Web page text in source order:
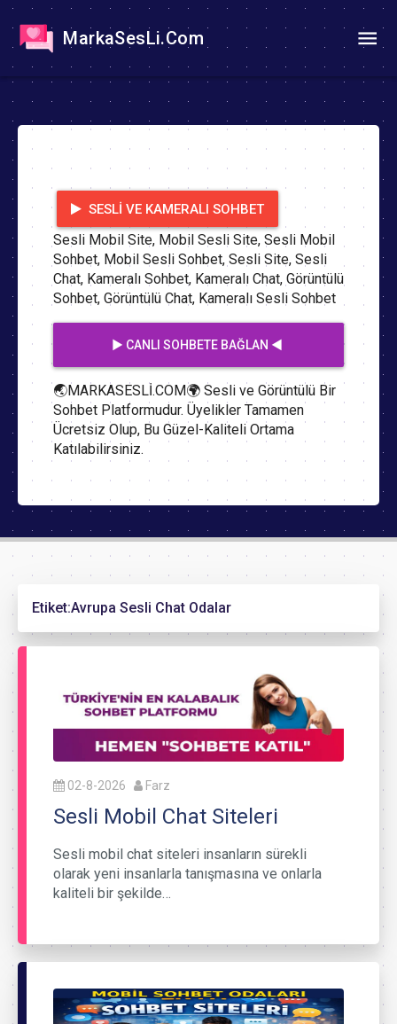
MarkaSesLi.Com
SESLI VE KAMERALI SOHBET
Sesli Mobil Site, Mobil Sesli Site, Sesli Mobil
Sohbet, Mobil Sesli Sohbet, Sesli Site, Sesli
Chat, Kameralı Sohbet, Kameralı Chat, Görüntülü
Sohbet, Görüntülü Chat, Kameralı Sesli Sohbet
▶️ CANLI SOHBETE BAĞLAN ◀️
🌏MARKASESLİ.COM🌍 Sesli ve Görüntülü Bir
Sohbet Platformudur. Üyelikler Tamamen
Ücretsiz Olup, Bu Güzel-Kaliteli Ortama
Katılabilirsiniz.
Etiket:Avrupa Sesli Chat Odalar
02-8-2026 Farz
Sesli Mobil Chat Siteleri
Sesli mobil chat siteleri insanların sürekli
olarak yeni insanlarla tanışmasına ve onlarla
kaliteli bir şekilde…